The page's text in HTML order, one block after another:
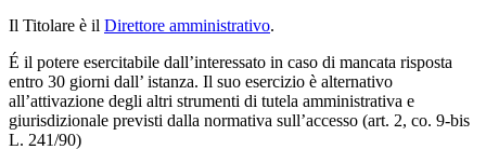
Il Titolare è il Direttore amministrativo.
É il potere esercitabile dall’interessato in caso di mancata risposta
entro 30 giorni dall’ istanza. Il suo esercizio è alternativo
all’attivazione degli altri strumenti di tutela amministrativa e
giurisdizionale previsti dalla normativa sull’accesso (art. 2, co. 9-bis
L. 241/90)